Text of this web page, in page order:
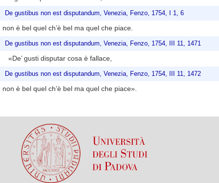
De gustibus non est disputandum, Venezia, Fenzo, 1754, I 1, 6
non è bel quel ch’è bel ma quel che piace.
De gustibus non est disputandum, Venezia, Fenzo, 1754, III 11, 1471
«De’ gusti disputar cosa è fallace,
De gustibus non est disputandum, Venezia, Fenzo, 1754, III 11, 1472
non è bel quel ch’è bel ma quel che piace».